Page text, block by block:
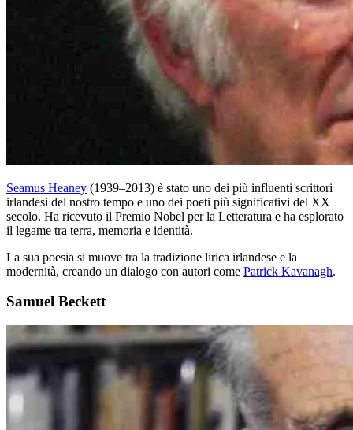
Seamus Heaney (1939–2013) è stato uno dei più influenti scrittori
irlandesi del nostro tempo e uno dei poeti più significativi del XX
secolo. Ha ricevuto il Premio Nobel per la Letteratura e ha esplorato
il legame tra terra, memoria e identità.
La sua poesia si muove tra la tradizione lirica irlandese e la
modernità, creando un dialogo con autori come Patrick Kavanagh.
Samuel Beckett